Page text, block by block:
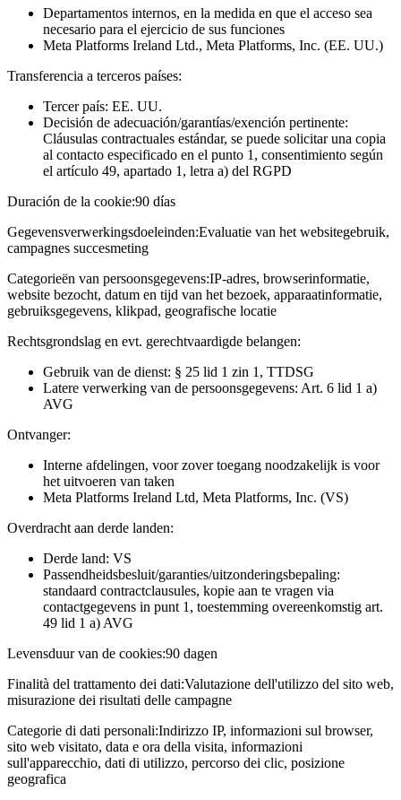
Departamentos internos, en la medida en que el acceso sea
necesario para el ejercicio de sus funciones
Meta Platforms Ireland Ltd., Meta Platforms, Inc. (EE. UU.)
Transferencia a terceros países:
Tercer país: EE. UU.
Decisión de adecuación/garantías/exención pertinente:
Cláusulas contractuales estándar, se puede solicitar una copia
al contacto especificado en el punto 1, consentimiento según
el artículo 49, apartado 1, letra a) del RGPD
Duración de la cookie:90 días
Gegevensverwerkingsdoeleinden:Evaluatie van het websitegebruik,
campagnes succesmeting
Categorieën van persoonsgegevens:IP-adres, browserinformatie,
website bezocht, datum en tijd van het bezoek, apparaatinformatie,
gebruiksgegevens, klikpad, geografische locatie
Rechtsgrondslag en evt. gerechtvaardigde belangen:
Gebruik van de dienst: § 25 lid 1 zin 1, TTDSG
Latere verwerking van de persoonsgegevens: Art. 6 lid 1 a)
AVG
Ontvanger:
Interne afdelingen, voor zover toegang noodzakelijk is voor
het uitvoeren van taken
Meta Platforms Ireland Ltd, Meta Platforms, Inc. (VS)
Overdracht aan derde landen:
Derde land: VS
Passendheidsbesluit/garanties/uitzonderingsbepaling:
standaard contractclausules, kopie aan te vragen via
contactgegevens in punt 1, toestemming overeenkomstig art.
49 lid 1 a) AVG
Levensduur van de cookies:90 dagen
Finalità del trattamento dei dati:Valutazione dell'utilizzo del sito web,
misurazione dei risultati delle campagne
Categorie di dati personali:Indirizzo IP, informazioni sul browser,
sito web visitato, data e ora della visita, informazioni
sull'apparecchio, dati di utilizzo, percorso dei clic, posizione
geografica